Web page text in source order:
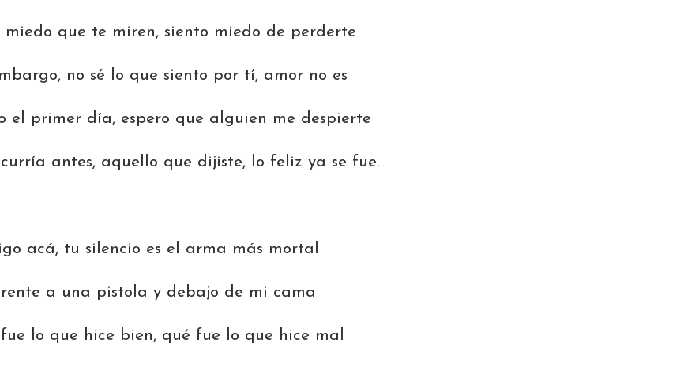
miedo que te miren, siento miedo de perderte
no sé lo que siento por tí, amor no es
el primer día, espero que alguien me despierte
antes, aquello que dijiste, lo feliz ya se fue.
acá, tu silencio es el arma más mortal
a una pistola y debajo de mi cama
lo que hice bien, qué fue lo que hice mal